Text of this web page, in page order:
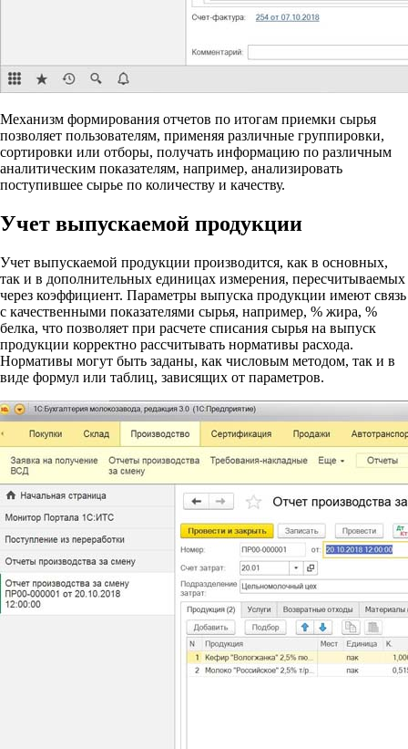
Механизм формирования отчетов по итогам приемки сырья
позволяет пользователям, применяя различные группировки,
сортировки или отборы, получать информацию по различным
аналитическим показателям, например, анализировать
поступившее сырье по количеству и качеству.
Учет выпускаемой продукции
Учет выпускаемой продукции производится, как в основных,
так и в дополнительных единицах измерения, пересчитываемых
через коэффициент. Параметры выпуска продукции имеют связь
с качественными показателями сырья, например, % жира, %
белка, что позволяет при расчете списания сырья на выпуск
продукции корректно рассчитывать нормативы расхода.
Нормативы могут быть заданы, как числовым методом, так и в
виде формул или таблиц, зависящих от параметров.